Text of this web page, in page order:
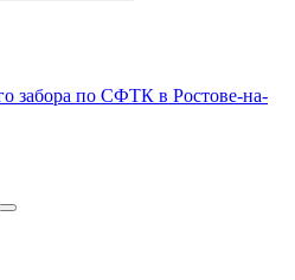
забора по СФТК в Ростове-на-